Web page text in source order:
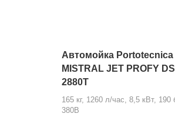
Автомойка Portotecnica
MISTRAL JET PROFY DS
2880T
165 кг, 1260 л/час, 8,5 кВт, 190
380В